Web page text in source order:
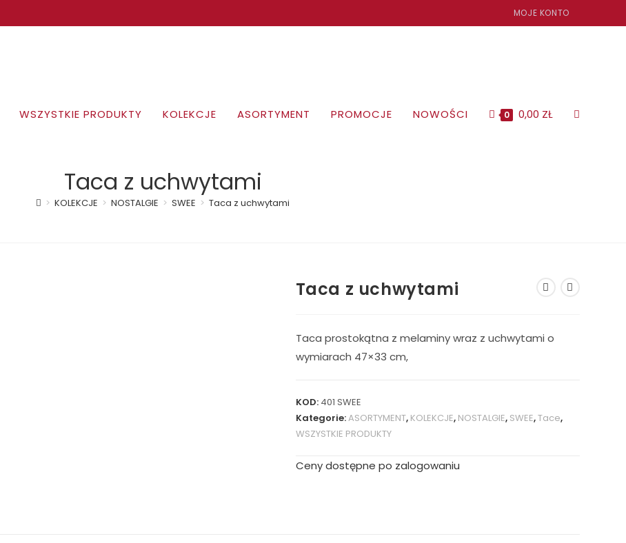
MOJE KONTO
WSZYSTKIE PRODUKTY KOLEKCJE ASORTYMENT PROMOCJE NOWOŚCI 0 0,00 ZŁ TOGGLE
Taca z uchwytami
> KOLEKCJE > NOSTALGIE > SWEE > Taca z uchwytami
Taca z uchwytami
Taca prostokątna z melaminy wraz z uchwytami o
wymiarach 47×33 cm,
KOD: 401 SWEE
Kategorie:ASORTYMENT, KOLEKCJE, NOSTALGIE, SWEE,Tace,
WSZYSTKIE PRODUKTY
Ceny dostępne po zalogowaniu